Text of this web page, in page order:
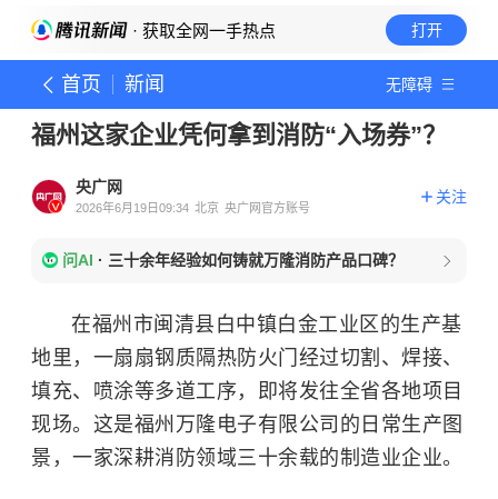
· 获取全网一手热点 打开
首页 新闻 无障碍
福州这家企业凭何拿到消防“入场券”？
央广网
2026年6月19日09:34 北京 央广网官方账号
关注
问AI · 三十余年经验如何铸就万隆消防产品口碑？
在福州市闽清县白中镇白金工业区的生产基
地里，一扇扇钢质隔热防火门经过切割、焊接、
填充、喷涂等多道工序，即将发往全省各地项目
现场。这是福州万隆电子有限公司的日常生产图
景，一家深耕消防领域三十余载的制造业企业。